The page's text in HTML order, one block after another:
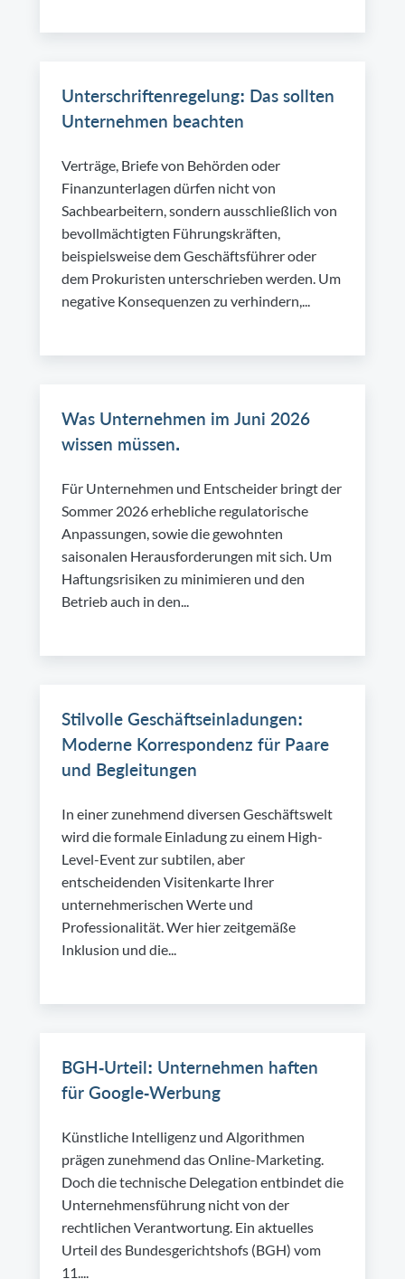
Unterschriftenregelung: Das sollten
Unternehmen beachten
Verträge, Briefe von Behörden oder
Finanzunterlagen dürfen nicht von
Sachbearbeitern, sondern ausschließlich von
bevollmächtigten Führungskräften,
beispielsweise dem Geschäftsführer oder
dem Prokuristen unterschrieben werden. Um
negative Konsequenzen zu verhindern,...
Was Unternehmen im Juni 2026
wissen müssen.
Für Unternehmen und Entscheider bringt der
Sommer 2026 erhebliche regulatorische
Anpassungen, sowie die gewohnten
saisonalen Herausforderungen mit sich. Um
Haftungsrisiken zu minimieren und den
Betrieb auch in den...
Stilvolle Geschäftseinladungen:
Moderne Korrespondenz für Paare
und Begleitungen
In einer zunehmend diversen Geschäftswelt
wird die formale Einladung zu einem High-
Level-Event zur subtilen, aber
entscheidenden Visitenkarte Ihrer
unternehmerischen Werte und
Professionalität. Wer hier zeitgemäße
Inklusion und die...
BGH-Urteil: Unternehmen haften
für Google-Werbung
Künstliche Intelligenz und Algorithmen
prägen zunehmend das Online-Marketing.
Doch die technische Delegation entbindet die
Unternehmensführung nicht von der
rechtlichen Verantwortung. Ein aktuelles
Urteil des Bundesgerichtshofs (BGH) vom
11....